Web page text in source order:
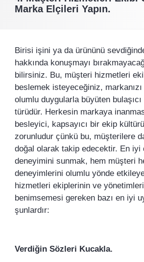
Marka Elçileri Yapın.
Birisi işini ya da ürününü
hakkında konuşmayı
bilirsiniz. Bu, müşteri hizmetleri
beslemek isteyeceğiniz, markanızı
olumlu duygularla büyüten
türüdür. Herkesin markaya
besleyici, kapsayıcı bir ekip
zorunludur çünkü bu, müşterilere
doğal olarak takip edecektir. En iyi
deneyimini sunmak, hem müşteri
deneyimlerini olumlu yönde
hizmetleri ekiplerinin ve
benimsemesi gereken bazı en iyi
şunlardır:
Verdiğin Sözleri Kucakla.